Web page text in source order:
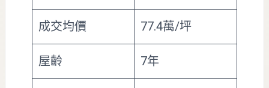
成交均價 77.4萬/坪
屋齡 7年